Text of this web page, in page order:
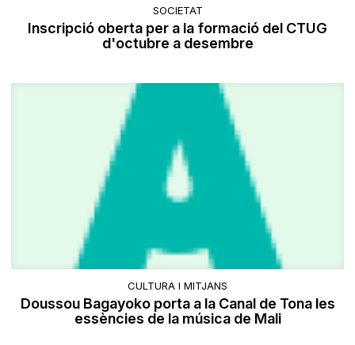
SOCIETAT
Inscripció oberta per a la formació del CTUG
d'octubre a desembre
CULTURA I MITJANS
Doussou Bagayoko porta a la Canal de Tona les
essències de la música de Mali